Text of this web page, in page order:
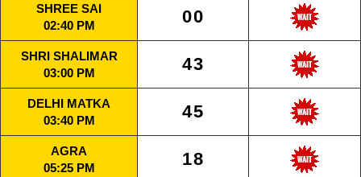
SHREE SAI
02:40 PM
00
SHRI SHALIMAR
03:00 PM
43
DELHI MATKA
03:40 PM
45
AGRA
05:25 PM
18